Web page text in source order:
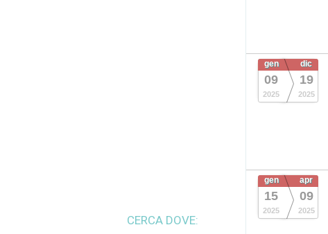
gen
09
2025
dic
19
2025
gen
15
2025
apr
09
2025
CERCA DOVE: